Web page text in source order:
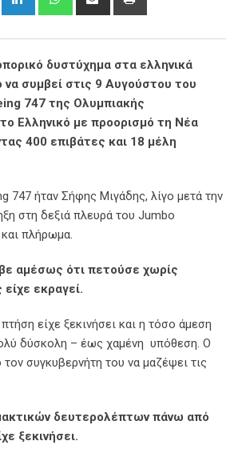
δυστύχημα στα ελληνικά
να συμβεί στις 9 Αυγούστου του
747 της Ολυμπιακής
Ελληνικό με προορισμό τη Νέα
400 επιβάτες και 18 μέλη
747 ήταν Σήφης Μιγάδης, λίγο μετά την
στη δεξιά πλευρά του Jumbo
πλήρωμα.
αμέσως ότι πετούσε χωρίς
εκραγεί.
είχε ξεκινήσει και η τόσο άμεση
δύσκολη – έως χαμένη υπόθεση. Ο
συγκυβερνήτη του να μαζέψει τις
δευτερολέπτων πάνω από
ξεκινήσει.